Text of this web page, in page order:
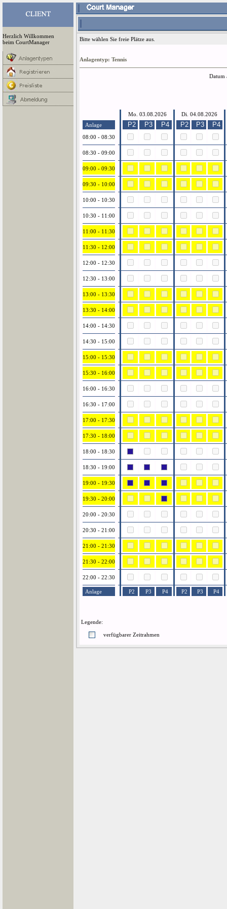
Herzlich Willkommen
beim CourtManager
Bitte wählen Sie freie Plätze aus.
Anlagentyp: Tennis
Datum
Anlage
08:00 - 08:30
08:30 - 09:00
09:00 - 09:30
09:30 - 10:00
10:00 - 10:30
10:30 - 11:00
11:00 - 11:30
11:30 - 12:00
12:00 - 12:30
12:30 - 13:00
13:00 - 13:30
13:30 - 14:00
14:00 - 14:30
14:30 - 15:00
15:00 - 15:30
15:30 - 16:00
16:00 - 16:30
16:30 - 17:00
17:00 - 17:30
17:30 - 18:00
18:00 - 18:30
18:30 - 19:00
19:00 - 19:30
19:30 - 20:00
20:00 - 20:30
20:30 - 21:00
21:00 - 21:30
21:30 - 22:00
22:00 - 22:30
Anlage
Mo. 03.08.2026 Di. 04.08.2026
P2 P3 P4 P2 P3 P4
P2 P3 P4 P2 P3 P4
Legende:
verfügbarer Zeitrahmen